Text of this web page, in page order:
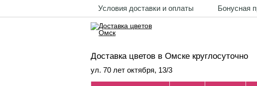
Условия доставки и оплаты Бонусная
Доставка цветов в Омске круглосуточно
ул. 70 лет октября, 13/3